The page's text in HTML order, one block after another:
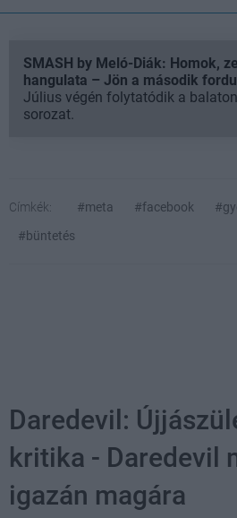
SMASH by Meló-Diák: Homok,
hangulata – Jön a második
Július végén folytatódik a
sorozat.
Címkék: #meta #facebook
#büntetés
Daredevil:
kritika - Daredevil
igazán magára